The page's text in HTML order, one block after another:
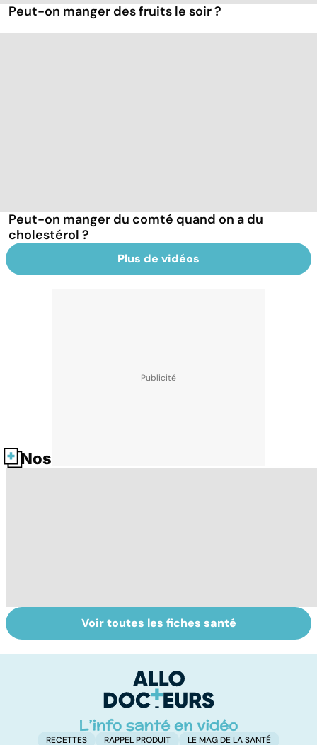
Peut-on manger des fruits le soir ?
Peut-on manger du comté quand on a du
cholestérol ?
Plus de vidéos
Nos fiches santé
Le magnésium,
un oligo-élément
Intestin irritable :
le régime
solution ?
Voir toutes les fiches santé
RECETTES RAPPEL PRODUIT LE MAG DE LA SANTÉ